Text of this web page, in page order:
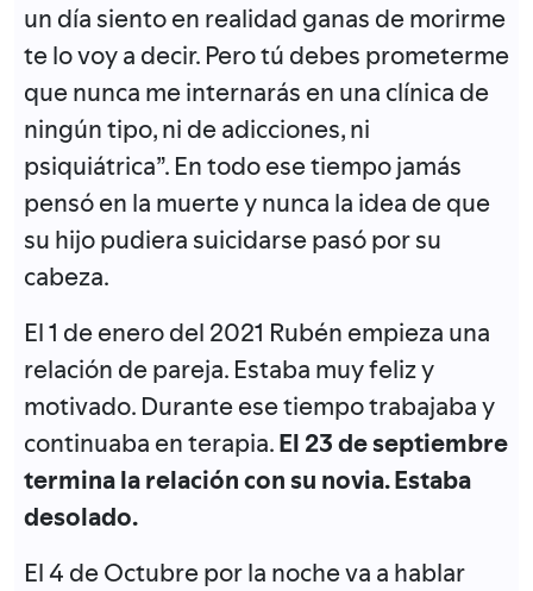
un día siento en realidad ganas de morirme
te lo voy a decir. Pero tú debes prometerme
que nunca me internarás en una clínica de
ningún tipo, ni de adicciones, ni
psiquiátrica”. En todo ese tiempo jamás
pensó en la muerte y nunca la idea de que
su hijo pudiera suicidarse pasó por su
cabeza.
El 1 de enero del 2021 Rubén empieza una
relación de pareja. Estaba muy feliz y
motivado. Durante ese tiempo trabajaba y
continuaba en terapia.El 23 de septiembre
termina la relación con su novia. Estaba
desolado.
El 4 de Octubre por la noche va a hablar